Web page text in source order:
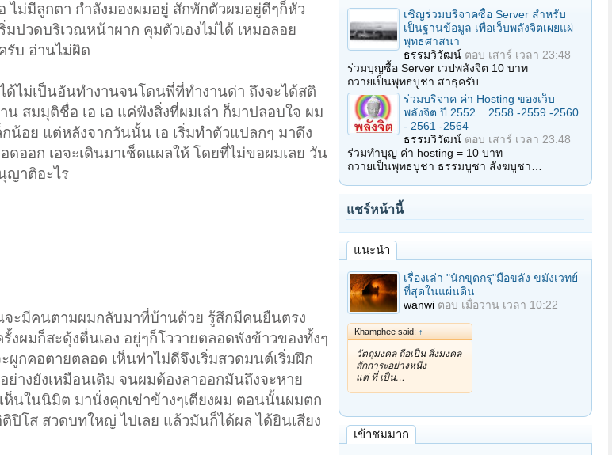
ม่มีลูกตา กำลังมองผมอยู่ สักพักตัวผมอยู่ดีๆก็หัว
ปวดบริเวณหน้าผาก คุมตัวเองไม่ได้ เหมอลอย
รับ อ่านไม่ผิด
ด้ไม่เป็นอันทำงานจนโดนพี่ที่ทำงานด่า ถึงจะได้สติ
สมมุติชื่อ เอ เอ แค่ฟังสิ่งที่ผมเล่า ก็มาปลอบใจ ผม
อย แต่หลังจากวันนั้น เอ เริ่มทำตัวแปลกๆ มาดึง
ดออก เอจะเดินมาเช็ดแผลให้ โดยที่ไม่ขอผมเลย วัน
ญาติอะไร
จะมีคนตามผมกลับมาที่บ้านด้วย รู้สึกมีคนยืนตรง
งผมก็สะดุ้งตื่นเอง อยู่ๆก็โววายตลอดพังข้าวของทั้งๆ
กคอตายตลอด เห็นท่าไม่ดีจึงเริ่มสวดมนต์เริ่มฝึก
างยังเหมือนเดิม จนผมต้องลาออกมันถึงจะหาย
นในนิมิต มานั่งคุกเข่าข้างๆเตียงผม ตอนนั้นผมตก
ปิโส สวดบทใหญ่ ไปเลย แล้วมันก็ได้ผล ได้ยินเสียง
เชิญร่วมบริจาคซื้อ Server สำหรับ
เป็นฐานข้อมูล เพื่อเว็บพลังจิตเผยแผ่
พุทธศาสนา
ธรรมวิวัฒน์ ตอบ เสาร์ เวลา 23:48
ร่วมบุญซื้อ Server เวปพลังจิต 10 บาท
ถวายเป็นพุทธบูชา สาธุครับ…
ร่วมบริจาค ค่า Hosting ของเว็บ
พลังจิต ปี 2552 ...2558 -2559 -2560
- 2561 -2564
ธรรมวิวัฒน์ ตอบ เสาร์ เวลา 23:48
ร่วมทำบุญ ค่า hosting = 10 บาท
ถวายเป็นพุทธบูชา ธรรมบูชา สังฆบูชา…
แชร์หน้านี้
แนะนำ
เรื่องเล่า "นักขุดกรุ"มือขลัง ขมังเวทย์
ที่สุดในแผ่นดิน
wanwi ตอบ เมื่อวาน เวลา 10:22
Khamphee said: ↑
วัตถุมงคล ถือเป็น สิ่งมงคล
สักการะอย่างหนึ่ง
แต่ ที่ เป็น…
เข้าชมมาก